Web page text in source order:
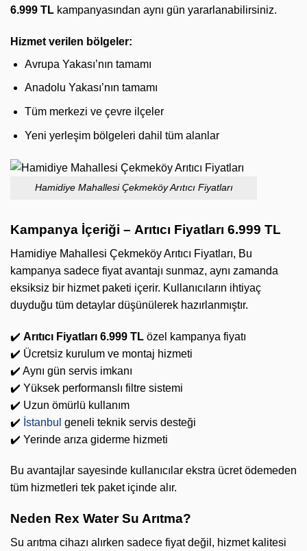
6.999 TL kampanyasından aynı gün yararlanabilirsiniz.
Hizmet verilen bölgeler:
Avrupa Yakası’nın tamamı
Anadolu Yakası’nın tamamı
Tüm merkezi ve çevre ilçeler
Yeni yerleşim bölgeleri dahil tüm alanlar
Hamidiye Mahallesi Çekmeköy Arıtıcı Fiyatları
Kampanya İçeriği – Arıtıcı Fiyatları 6.999 TL
Hamidiye Mahallesi Çekmeköy Arıtıcı Fiyatları, Bu
kampanya sadece fiyat avantajı sunmaz, aynı zamanda
eksiksiz bir hizmet paketi içerir. Kullanıcıların ihtiyaç
duyduğu tüm detaylar düşünülerek hazırlanmıştır.
✔️ Arıtıcı Fiyatları 6.999 TL özel kampanya fiyatı
✔️ Ücretsiz kurulum ve montaj hizmeti
✔️ Aynı gün servis imkanı
✔️ Yüksek performanslı filtre sistemi
✔️ Uzun ömürlü kullanım
✔️ İstanbul geneli teknik servis desteği
✔️ Yerinde arıza giderme hizmeti
Bu avantajlar sayesinde kullanıcılar ekstra ücret ödemeden
tüm hizmetleri tek paket içinde alır.
Neden Rex Water Su Arıtma?
Su arıtma cihazı alırken sadece fiyat değil, hizmet kalitesi